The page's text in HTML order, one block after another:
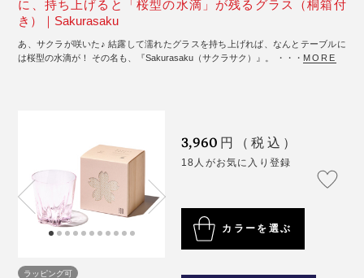
に、持ち上げると「桜型の水滴」が残るグラス（桐箱付
き）｜Sakurasaku
あ、サクラが咲いた♪ 結露して濡れたグラスを持ち上げれば、なんとテーブルに
は桜型の水滴が！ その名も、『Sakurasaku（サクラサク）』。 ・・・ MORE
ラッピング可
3,960 円（税込）
18人がお気に入り登録
カラーを選ぶ